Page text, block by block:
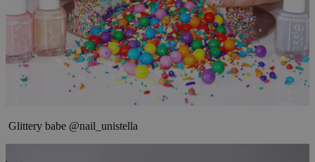
Glittery babe @nail_unistella